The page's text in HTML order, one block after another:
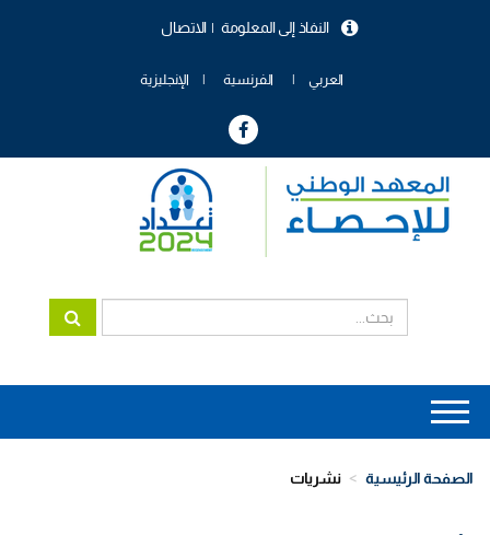
الاتصال النفاذ إلى المعلومة
العربي الفرنسية الإنجليزية
Main
navigation
الصفحة الرئيسية نشريات